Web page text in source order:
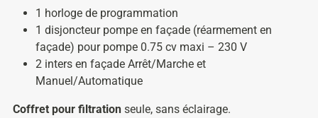
1 horloge de programmation
1 disjoncteur pompe en façade (réarmement en
façade) pour pompe 0.75 cv maxi – 230 V
2 inters en façade Arrêt/Marche et
Manuel/Automatique
Coffret pour filtration seule, sans éclairage.